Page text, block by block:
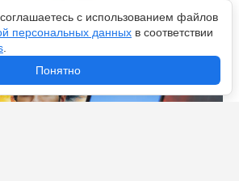
с использованием файлов
персональных данных в соответствии
Понятно